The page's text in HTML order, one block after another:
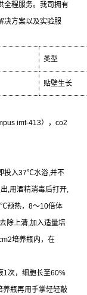
全程服务。我司拥有
决方案以及实验服
类型
贴壁生长
imt-413）， co2
投入37℃水浴,并不
,用酒精消毒后打开,
℃预热， 8～10倍体
去除上清,加入适量培
培养瓶内，在
1次，细胞长至60%
养瓶再用手掌轻轻敲